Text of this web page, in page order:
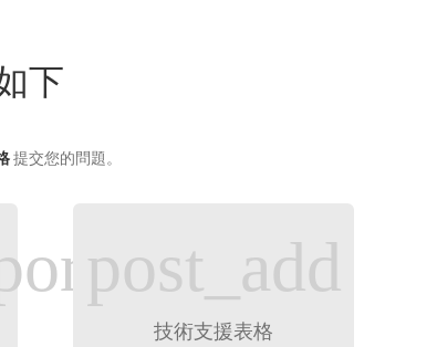
下
提交您的問題。
post_add
技術支援表格